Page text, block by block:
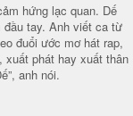
hứng lạc quan. Dế
tay. Anh viết ca từ
đuổi ước mơ hát rap,
xuất phát hay xuất thân
anh nói.